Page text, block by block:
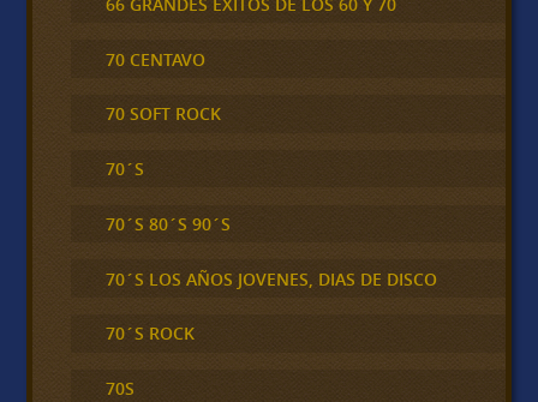
70 CENTAVO
70 SOFT ROCK
70´S
70´S 80´S 90´S
70´S LOS AÑOS JOVENES, DIAS DE DISCO
70´S ROCK
70S